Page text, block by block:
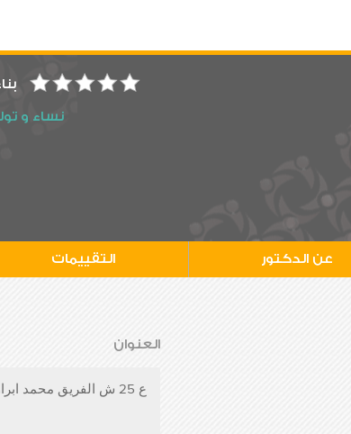
نساء و
عن الدكتور التقييمات
العنوان
ع 25 ش الفريق محمد ابراهيم - المنطقة السادسة